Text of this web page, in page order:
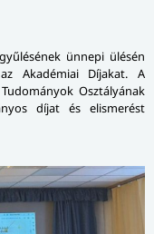
ünnepi ülésén
Akadémiai Díjakat. A
Osztályának
díjat és elismerést